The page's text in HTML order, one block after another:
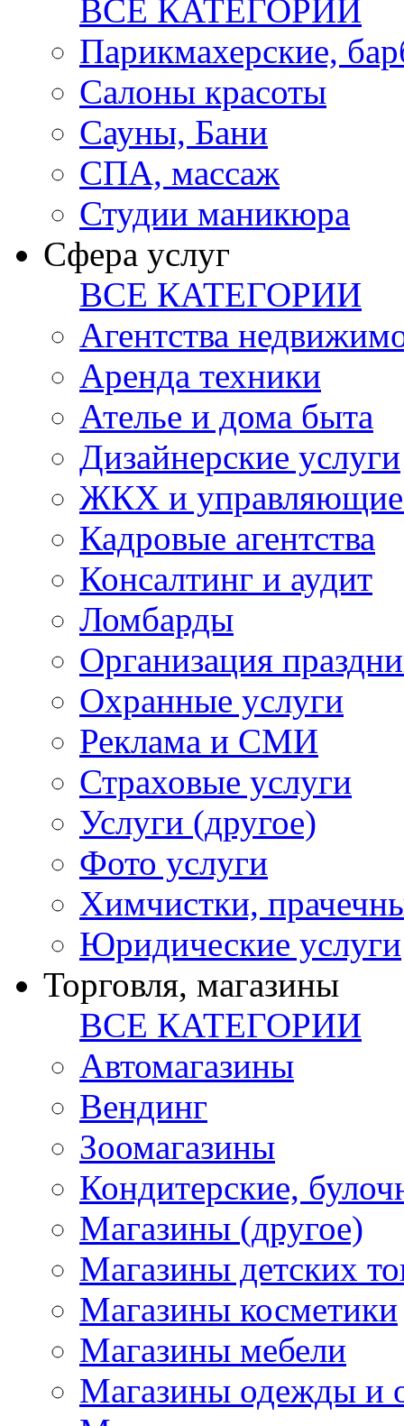
ВСЕ КАТЕГОРИИ
Парикмахерские,
Салоны красоты
Сауны, Бани
СПА, массаж
Студии маникюра
Сфера услуг
ВСЕ КАТЕГОРИИ
Агентства
Аренда техники
Ателье и дома быта
Дизайнерские услуги
ЖКХ и управляющие
Кадровые агентства
Консалтинг и аудит
Ломбарды
Организация
Охранные услуги
Реклама и СМИ
Страховые услуги
Услуги (другое)
Фото услуги
Химчистки,
Юридические услуги
Торговля, магазины
ВСЕ КАТЕГОРИИ
Автомагазины
Вендинг
Зоомагазины
Кондитерские,
Магазины (другое)
Магазины детских
Магазины косметики
Магазины мебели
Магазины одежды и